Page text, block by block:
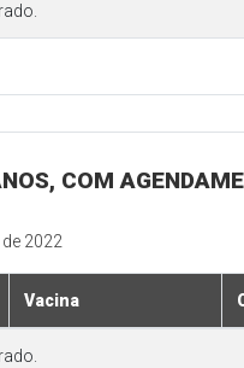
COM
2022
Vacina